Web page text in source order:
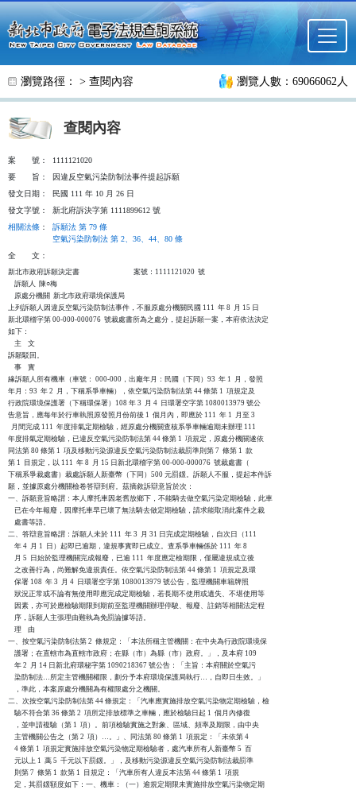
跳至主要內容
瀏覽路徑： > 查閱內容 瀏覽人數：69066062人
查閱內容
案 號：
1111121020
要
旨：
因違反空氣污染防制法事件提起訴願
發文日期：
民國 111 年 10 月 26 日
發文字號：
新北府訴決字第 1111899612 號
相關法條 ：
訴願法 第 79 條
空氣污染防制法 第 2、36、44、80 條
全
文：
新北市政府訴願決定書                                  案號：1111121020  號
    訴願人  陳○梅
    原處分機關  新北市政府環境保護局
上列訴願人因違反空氣污染防制法事件，不服原處分機關民國 111  年 8  月 15 日
新北環稽字第 00-000-000076  號裁處書所為之處分，提起訴願一案，本府依法決定
如下：
    主    文
訴願駁回。
    事    實
緣訴願人所有機車（車號： 000-000，出廠年月：民國（下同）93  年 1  月，發照
年月：93  年 2  月，下稱系爭車輛），依空氣污染防制法第 44 條第 1  項規定及
行政院環境保護署（下稱環保署）108 年 3  月 4  日環署空字第 1080013979 號公
告意旨，應每年於行車執照原發照月份前後 1  個月內，即應於 111  年 1  月至 3
  月間完成 111  年度排氣定期檢驗，經原處分機關查核系爭車輛逾期未辦理 111
年度排氣定期檢驗，已違反空氣污染防制法第 44 條第 1  項規定，原處分機關遂依
同法第 80 條第 1  項及移動污染源違反空氣污染防制法裁罰準則第 7  條第 1  款
第 1  目規定，以 111  年 8  月 15 日新北環稽字第 00-000-000076  號裁處書（
下稱系爭裁處書）裁處訴願人新臺幣（下同）500 元罰鍰。訴願人不服，提起本件訴
願，並據原處分機關檢卷答辯到府。茲摘敘訴辯意旨於次：
一、訴願意旨略謂：本人摩托車因老舊放鄉下，不能騎去做空氣污染定期檢驗，此車
    已在今年報廢，因摩托車早已壞了無法騎去做定期檢驗，請求能取消此案件之裁
    處書等語。
二、答辯意旨略謂：訴願人未於 111  年 3  月 31 日完成定期檢驗，自次日（111
    年 4  月 1  日）起即已逾期，違規事實即已成立。查系爭車輛係於 111  年 8
    月 5  日始於監理機關完成報廢，已逾 111  年度應定檢期限，僅屬違規成立後
    之改善行為，尚難解免違規責任。依空氣污染防制法第 44 條第 1  項規定及環
    保署 108  年 3  月 4  日環署空字第 1080013979 號公告，監理機關車籍牌照
    狀況正常或不論有無使用即應完成定期檢驗，若長期不使用或遺失、不堪使用等
    因素，亦可於應檢驗期限到期前至監理機關辦理停駛、報廢、註銷等相關法定程
    序，訴願人主張理由難執為免罰論據等語。
    理    由
一、按空氣污染防制法第 2  條規定：「本法所稱主管機關：在中央為行政院環境保
    護署；在直轄市為直轄市政府；在縣（市）為縣（市）政府。」，及本府 109
    年 2  月 14 日新北府環秘字第 1090218367 號公告：「主旨：本府關於空氣污
    染防制法…所定主管機關權限，劃分予本府環境保護局執行…，自即日生效。」
    ，準此，本案原處分機關為有權限處分之機關。
二、次按空氣污染防制法第 44 條規定：「汽車應實施排放空氣污染物定期檢驗，檢
    驗不符合第 36 條第 2  項所定排放標準之車輛，應於檢驗日起 1  個月內修復
    ，並申請複驗（第 1  項）。前項檢驗實施之對象、區域、頻率及期限，由中央
    主管機關公告之（第 2  項）…。」、同法第 80 條第 1  項規定：「未依第 4
    4 條第 1  項規定實施排放空氣污染物定期檢驗者，處汽車所有人新臺幣 5  百
    元以上 1  萬 5  千元以下罰鍰。」，及移動污染源違反空氣污染防制法裁罰準
    則第 7  條第 1  款第 1  目規定：「汽車所有人違反本法第 44 條第 1  項規
    定，其罰鍰額度如下：一、機車：（一）逾規定期限未實施排放空氣污染物定期